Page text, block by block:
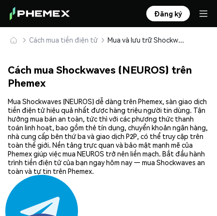
Đăng ký
Cách mua tiền điện tử Mua và lưu trữ Shockwaves (NEUROS) an toàn
Cách mua Shockwaves (NEUROS) trên
Phemex
Mua Shockwaves (NEUROS) dễ dàng trên Phemex, sàn giao dịch
tiền điện tử hiệu quả nhất được hàng triệu người tin dùng. Tận
hưởng mua bán an toàn, tức thì với các phương thức thanh
toán linh hoạt, bao gồm thẻ tín dụng, chuyển khoản ngân hàng,
nhà cung cấp bên thứ ba và giao dịch P2P, có thể truy cập trên
toàn thế giới. Nền tảng trực quan và bảo mật mạnh mẽ của
Phemex giúp việc mua NEUROS trở nên liền mạch. Bắt đầu hành
trình tiền điện tử của bạn ngay hôm nay — mua Shockwaves an
toàn và tự tin trên Phemex.